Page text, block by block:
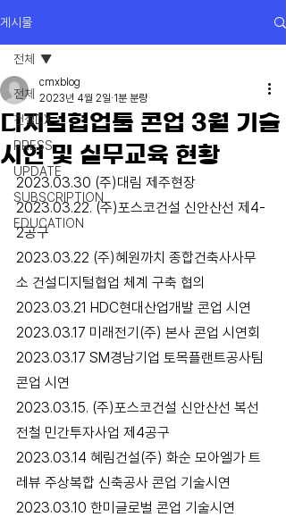
게시물
전체
건설DX
PRESS
UPDATE
SUBSCRIPTION
EDUCATION
전체
디지털협업툴 콘업 3월 기술
시연 및 실무교육 현황
cmxblog
2023년 4월 2일 1분 분량
2023.03.30 (주)대림 제주현장
2023.03.22. (주)포스코건설 신안산선 제4-
2공구
2023.03.22 (주)혜원까치 종합건축사사무
소 건설디지털협업 체계 구축 협의
2023.03.21 HDC현대산업개발 콘업 시연
2023.03.17 미래전기(주) 본사 콘업 시연회
2023.03.17 SM경남기업 토목플랜트공사팀
콘업 시연
2023.03.15. (주)포스코건설 신안산선 복선
전철 민간투자사업 제4공구
2023.03.14 혜림건설(주) 화순 모아엘가 트
레뷰 주상복합 신축공사 콘업 기술시연
2023.03.10 한미글로벌 콘업 기술시연